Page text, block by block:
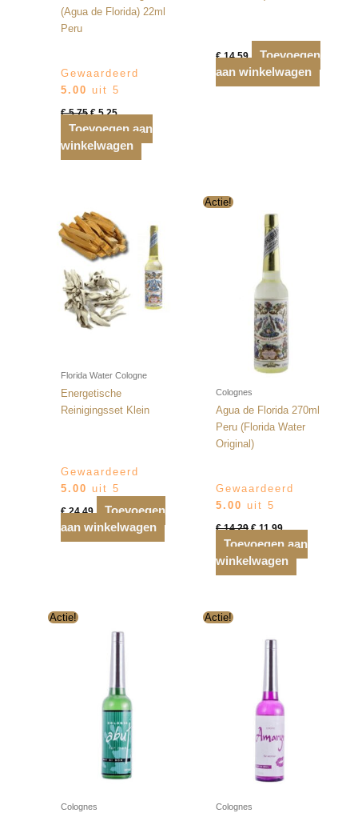
(Agua de Florida) 22ml
Peru
Gewaardeerd
5.00 uit 5
€5,75 Oorspronkelijke
was:
€ 5,75.
€5,25Huidige
is:
€ 5,25.
Toevoegen aan
winkelwagen
€14,59
Toevoegen
aan winkelwagen
Florida Water Cologne
Energetische
Reinigingsset Klein
Gewaardeerd
5.00 uit 5
€24,49
Toevoegen
aan winkelwagen
Actie!
Colognes
Agua de Florida 270ml
Peru (Florida Water
Original)
Gewaardeerd
5.00 uit 5
€14,29 Oorspronkelijke
was:
€ 14,29.
€11,99Huidige
is:
€ 11,99.
Toevoegen aan
winkelwagen
Actie!
Colognes
Actie!
Colognes